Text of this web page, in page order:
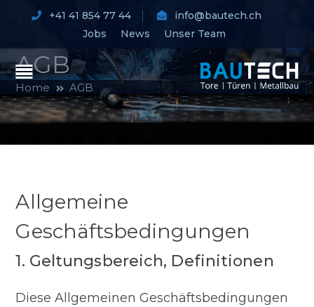
+41 41 854 77 44
info@bautech.ch
Jobs
News Unser Team
AGB
Home AGB
Allgemeine
Geschäftsbedingungen
1. Geltungsbereich, Definitionen
Diese Allgemeinen Geschäftsbedingungen